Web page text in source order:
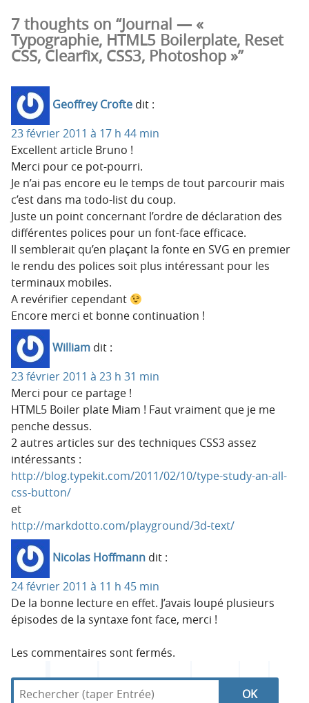
7 thoughts on “Journal — «
Typographie, HTML5 Boilerplate, Reset
CSS, Clearfix, CSS3, Photoshop »”
Geoffrey Crofte dit :
23 février 2011 à 17 h 44 min
Excellent article Bruno !
Merci pour ce pot-pourri.
Je n’ai pas encore eu le temps de tout parcourir mais
c’est dans ma todo-list du coup.
Juste un point concernant l’ordre de déclaration des
différentes polices pour un font-face efficace.
Il semblerait qu’en plaçant la fonte en SVG en premier
le rendu des polices soit plus intéressant pour les
terminaux mobiles.
A revérifier cependant
Encore merci et bonne continuation !
William dit :
23 février 2011 à 23 h 31 min
Merci pour ce partage !
HTML5 Boiler plate Miam ! Faut vraiment que je me
penche dessus.
2 autres articles sur des techniques CSS3 assez
intéressants :
http://blog.typekit.com/2011/02/10/type-study-an-all-
css-button/
et
http://markdotto.com/playground/3d-text/
Nicolas Hoffmann dit :
24 février 2011 à 11 h 45 min
De la bonne lecture en effet. J’avais loupé plusieurs
épisodes de la syntaxe font face, merci !
Les commentaires sont fermés.
R
R
d